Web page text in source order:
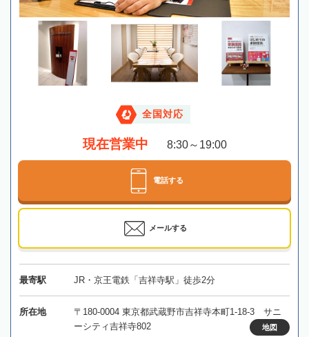
全国対応
現在営業中 8:30～19:00
電話する
メールする
最寄駅 JR・京王電鉄「吉祥寺駅」徒歩2分
所在地
〒180-0004 東京都武蔵野市吉祥寺本町1-18-3 サニ
ーシティ吉祥寺802
地図